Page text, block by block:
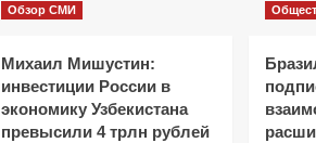
Обзор СМИ
Михаил Мишустин:
инвестиции России в
экономику Узбекистана
превысили 4 трлн рублей